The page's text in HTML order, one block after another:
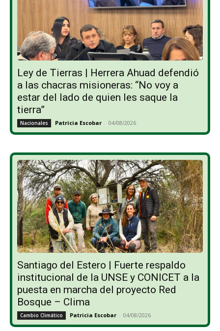
Ley de Tierras | Herrera Ahuad defendió
a las chacras misioneras: “No voy a
estar del lado de quien les saque la
tierra”
Nacionales Patricia Escobar - 04/08/2026
Santiago del Estero | Fuerte respaldo
institucional de la UNSE y CONICET a la
puesta en marcha del proyecto Red
Bosque – Clima
Cambio Climático Patricia Escobar - 04/08/2026